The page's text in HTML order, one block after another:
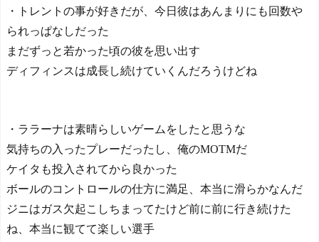
・トレントの事が好きだが、今日彼はあんまりにも回数や
られっぱなしだった
まだずっと若かった頃の彼を思い出す
ディフィンスは成長し続けていくんだろうけどね
・ララーナは素晴らしいゲームをしたと思うな
気持ちの入ったプレーだったし、俺のMOTMだ
ケイタも投入されてから良かった
ボールのコントロールの仕方に満足、本当に滑らかなんだ
ジニはガス欠起こしちまってたけど前に前に行き続けた
ね、本当に観てて楽しい選手